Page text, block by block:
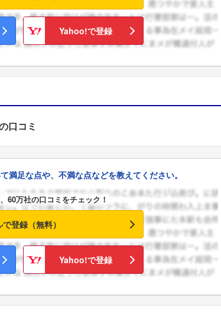
Yahoo!で登録
口コミ
満足な点や、不満な点などを教えてください。
60万社の口コミをチェック！
で登録（無料）
Yahoo!で登録